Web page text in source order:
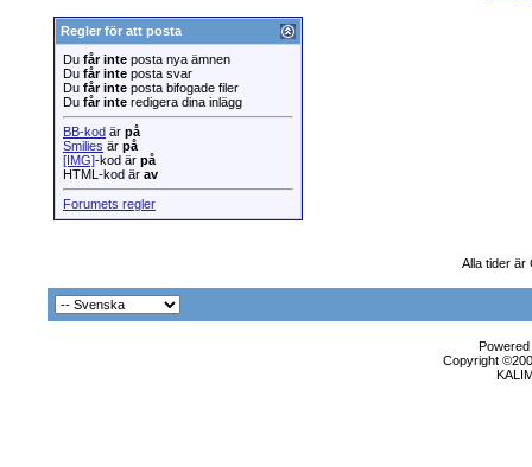
Regler för att posta
Du får inte posta nya ämnen
Du får inte posta svar
Du får inte posta bifogade filer
Du får inte redigera dina inlägg
BB-kod är på
Smilies är på
[IMG]-kod är på
HTML-kod är av
Forumets regler
Alla tider är
Copyright